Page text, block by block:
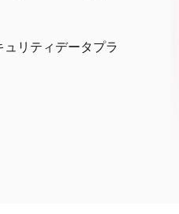
リティデータプラ